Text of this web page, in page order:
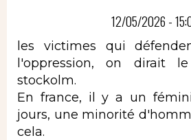
12/05/2026 -
les victimes qui
l'oppression, on dirait
stockolm.
En france, il y a un
jours, une minorité
cela.